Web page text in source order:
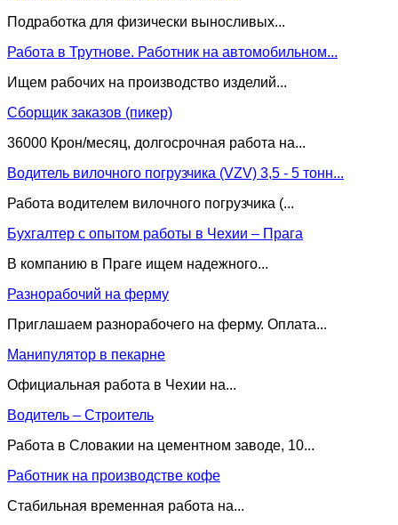
Подработка для физически выносливых...
Работа в Трутнове. Работник на автомобильном...
Ищем рабочих на производство изделий...
Сборщик заказов (пикер)
36000 Крон/месяц, долгосрочная работа на...
Водитель вилочного погрузчика (VZV) 3,5 - 5 тонн...
Работа водителем вилочного погрузчика (...
Бухгалтер с опытом работы в Чехии – Прага
В компанию в Праге ищем надежного...
Разнорабочий на ферму
Приглашаем разнорабочего на ферму. Оплата...
Манипулятор в пекарне
Официальная работа в Чехии на...
Водитель – Строитель
Работа в Словакии на цементном заводе, 10...
Работник на производстве кофе
Стабильная временная работа на...